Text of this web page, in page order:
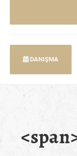
DANIŞMA